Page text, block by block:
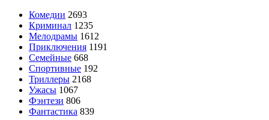
Комедии 2693
Криминал 1235
Мелодрамы 1612
Приключения 1191
Семейные 668
Спортивные 192
Триллеры 2168
Ужасы 1067
Фэнтези 806
Фантастика 839